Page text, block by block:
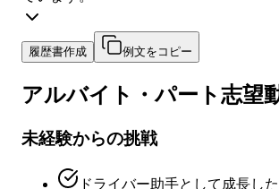
履歴書作成 例文をコピー
アルバイト・パート志望
未経験からの挑戦
ドライバー助手として成長し